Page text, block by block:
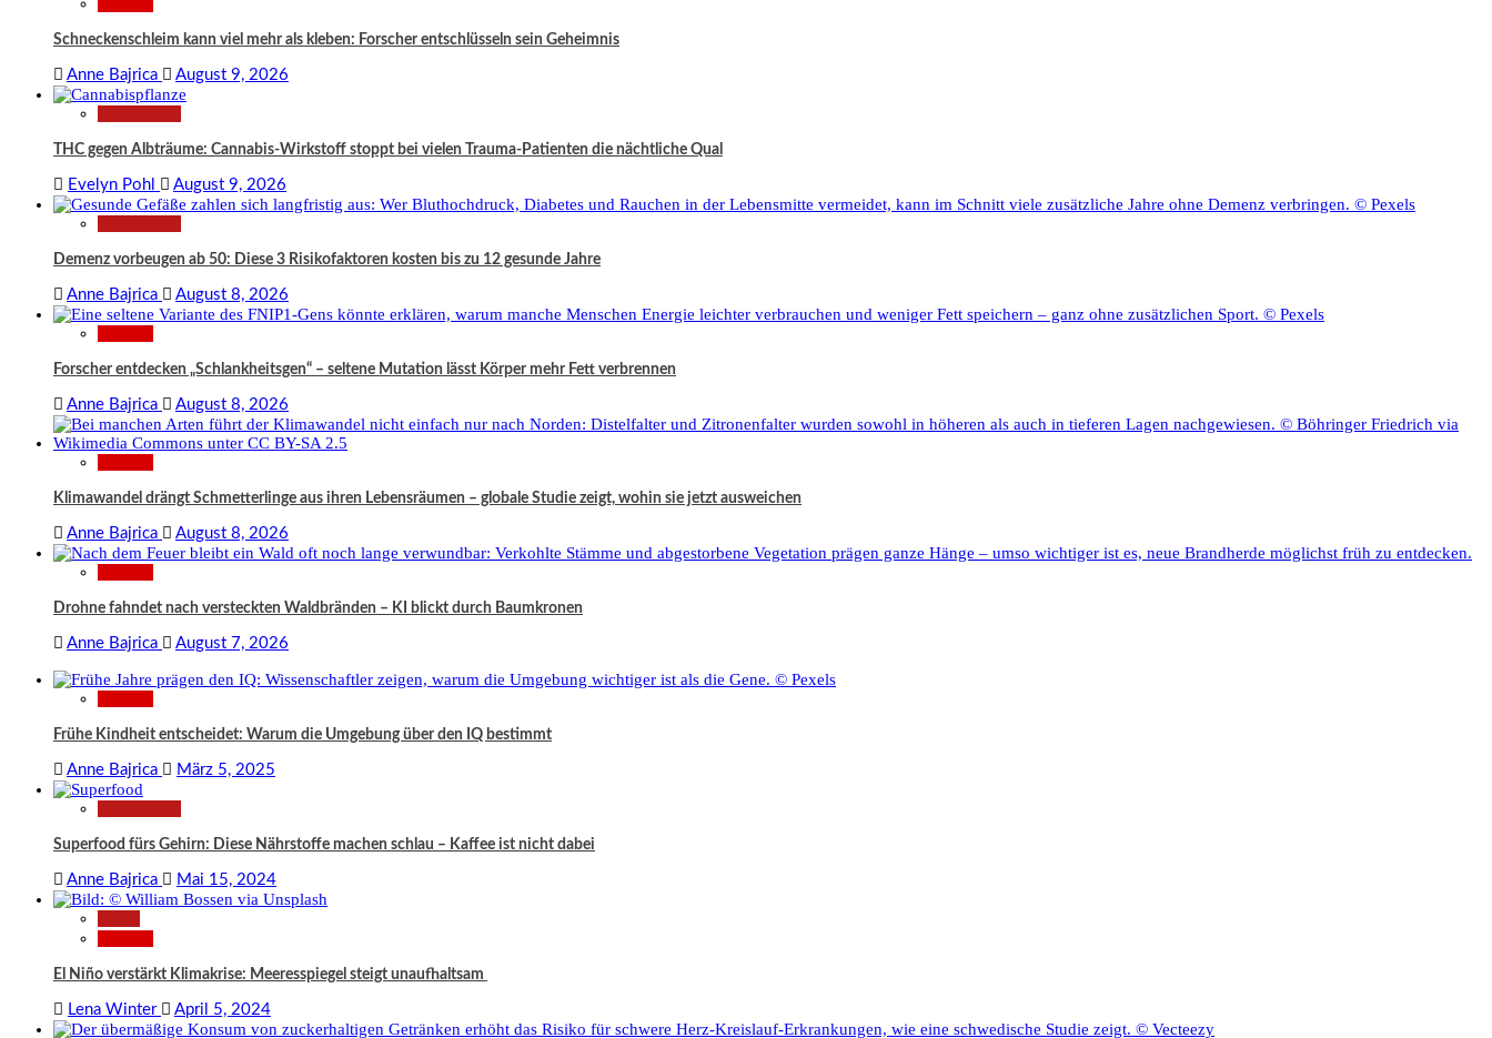
Schneckenschleim kann viel mehr als kleben: Forscher entschlüsseln sein Geheimnis
Anne Bajrica August 9, 2026
THC gegen Albträume: Cannabis-Wirkstoff stoppt bei vielen Trauma-Patienten die nächtliche Qual
Evelyn Pohl August 9, 2026
Demenz vorbeugen ab 50: Diese 3 Risikofaktoren kosten bis zu 12 gesunde Jahre
Anne Bajrica August 8, 2026
Forscher entdecken „Schlankheitsgen“ – seltene Mutation lässt Körper mehr Fett verbrennen
Anne Bajrica August 8, 2026
Klimawandel drängt Schmetterlinge aus ihren Lebensräumen – globale Studie zeigt, wohin sie jetzt ausweichen
Anne Bajrica August 8, 2026
Drohne fahndet nach versteckten Waldbränden – KI blickt durch Baumkronen
Anne Bajrica August 7, 2026
Frühe Kindheit entscheidet: Warum die Umgebung über den IQ bestimmt
Anne Bajrica März 5, 2025
Superfood fürs Gehirn: Diese Nährstoffe machen schlau – Kaffee ist nicht dabei
Anne Bajrica Mai 15, 2024
El Niño verstärkt Klimakrise: Meeresspiegel steigt unaufhaltsam
Lena Winter April 5, 2024